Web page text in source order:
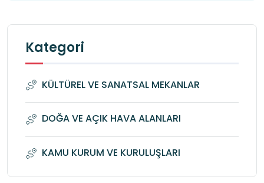
Kategori
KÜLTÜREL VE SANATSAL MEKANLAR
DOĞA VE AÇIK HAVA ALANLARI
KAMU KURUM VE KURULUŞLARI